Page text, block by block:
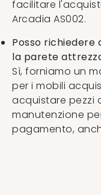
facilitare
Arcadia AS002.
Posso richiedere
la parete
Sì, forniamo un
per i mobili
acquistare pezzi
manutenzione
pagamento,